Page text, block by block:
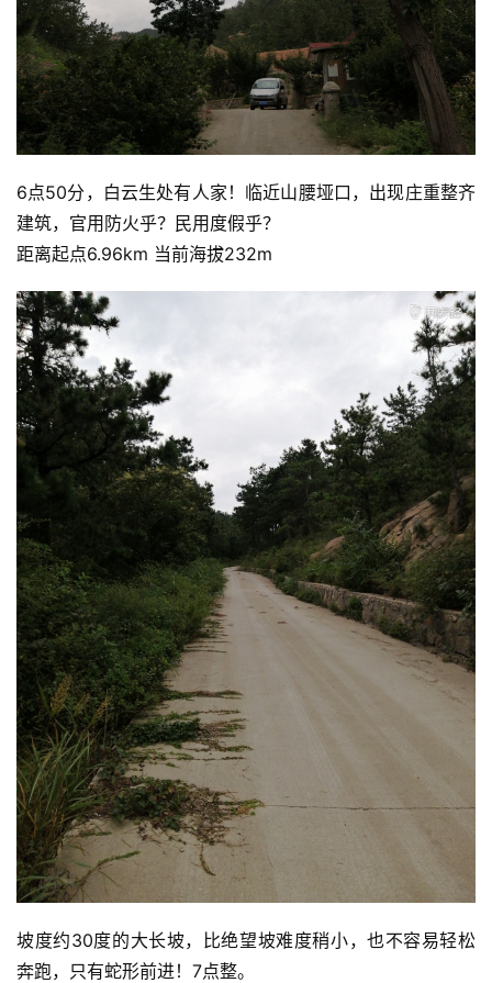
6点50分，白云生处有人家！临近山腰垭口，出现庄重整齐
建筑，官用防火乎？民用度假乎？
距离起点6.96km 当前海拔232m
坡度约30度的大长坡，比绝望坡难度稍小，也不容易轻松
奔跑，只有蛇形前进！7点整。